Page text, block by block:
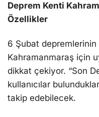
Deprem Kenti
Özellikler
6 Şubat
Kahramanmaraş için
dikkat çekiyor. “Son
kullanıcılar
takip edebilecek.